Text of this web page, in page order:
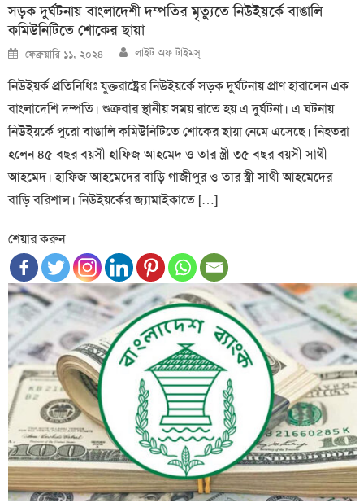
সড়ক দুর্ঘটনায় বাংলাদেশী দম্পতির মৃত্যুতে নিউইয়র্কে বাঙালি
কমিউনিটিতে শোকের ছায়া
Posted
on
ফেব্রুয়ারি ১১, ২০২৪ Author
লাইট অফ টাইমস্
নিউইয়র্ক প্রতিনিধিঃ যুক্তরাষ্ট্রের নিউইয়র্কে সড়ক দুর্ঘটনায় প্রাণ হারালেন এক
বাংলাদেশি দম্পতি। শুক্রবার স্থানীয় সময় রাতে হয় এ দুর্ঘটনা। এ ঘটনায়
নিউইয়র্কে পুরো বাঙালি কমিউনিটিতে শোকের ছায়া নেমে এসেছে। নিহতরা
হলেন ৪৫ বছর বয়সী হাফিজ আহমেদ ও তার স্ত্রী ৩৫ বছর বয়সী সাথী
আহমেদ। হাফিজ আহমেদের বাড়ি গাজীপুর ও তার স্ত্রী সাথী আহমেদের
বাড়ি বরিশাল। নিউইয়র্কের জ্যামাইকাতে […]
শেয়ার করুন